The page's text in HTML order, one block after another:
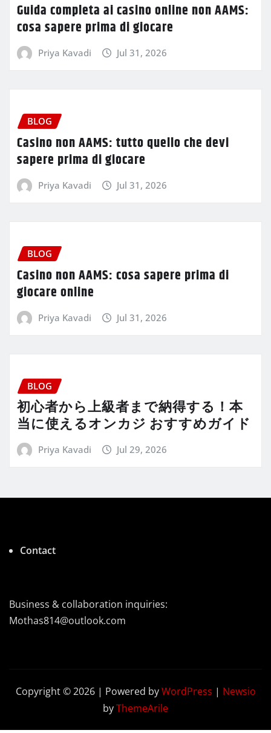
Guida completa ai casino online non AAMS:
cosa sapere prima di giocare
Priya Kavadi Jul 31, 2026
BLOG
Casino non AAMS: tutto quello che devi
sapere prima di giocare
Priya Kavadi Jul 31, 2026
BLOG
Casino non AAMS: cosa sapere prima di
giocare online
Priya Kavadi Jul 31, 2026
BLOG
初心者から上級者まで納得する！本
当に使えるオンカジ おすすめガイド
Priya Kavadi Jul 29, 2026
Contact
Business & collaboration inquiries:
Mothas814@outlook.com
Copyright © 2026 | Powered byWordPress | Newsio
byThemeArile